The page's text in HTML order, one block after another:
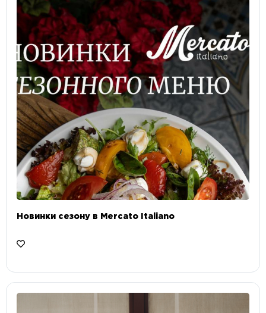
Новинки сезону в Mercato Italiano